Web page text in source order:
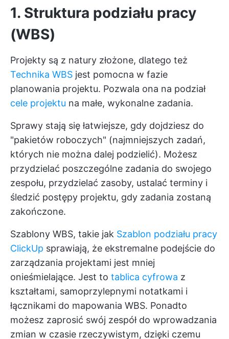
1. Struktura podziału pracy
(WBS)
Projekty są z natury złożone, dlatego też
Technika WBS jest pomocna w fazie
planowania projektu. Pozwala ona na podział
cele projektu na małe, wykonalne zadania.
Sprawy stają się łatwiejsze, gdy dojdziesz do
"pakietów roboczych" (najmniejszych zadań,
których nie można dalej podzielić). Możesz
przydzielać poszczególne zadania do swojego
zespołu, przydzielać zasoby, ustalać terminy i
śledzić postępy projektu, gdy zadania zostaną
zakończone.
Szablony WBS, takie jak Szablon podziału pracy
ClickUp sprawiają, że ekstremalne podejście do
zarządzania projektami jest mniej
onieśmielające. Jest to tablica cyfrowa z
kształtami, samoprzylepnymi notatkami i
łącznikami do mapowania WBS. Ponadto
możesz zaprosić swój zespół do wprowadzania
zmian w czasie rzeczywistym, dzięki czemu